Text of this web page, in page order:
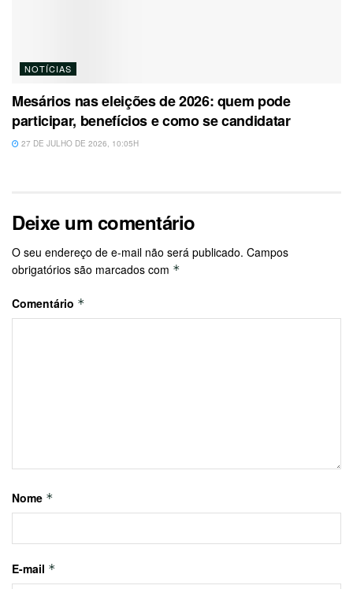
NOTÍCIAS
Mesários nas eleições de 2026: quem pode
participar, benefícios e como se candidatar
27 DE JULHO DE 2026, 10:05H
Deixe um comentário
O seu endereço de e-mail não será publicado. Campos
obrigatórios são marcados com *
Comentário *
Nome *
E-mail *